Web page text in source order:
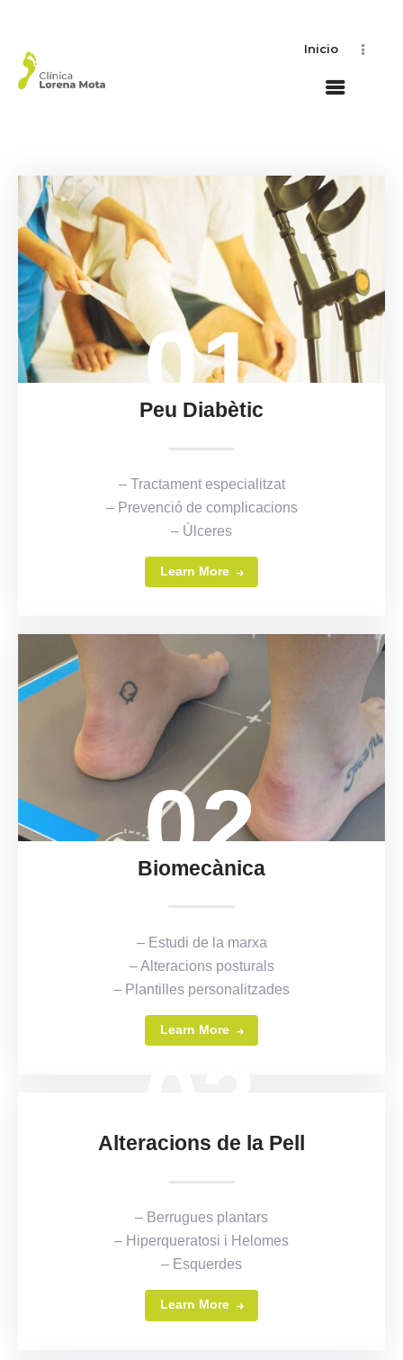
Inicio
01
Peu Diabètic
– Tractament especialitzat
– Prevenció de complicacions
– Úlceres
Learn More
02
Biomecànica
– Estudi de la marxa
– Alteracions posturals
– Plantilles personalitzades
Learn More
Alteracions de la Pell
– Berrugues plantars
– Hiperqueratosi i Helomes
– Esquerdes
Learn More